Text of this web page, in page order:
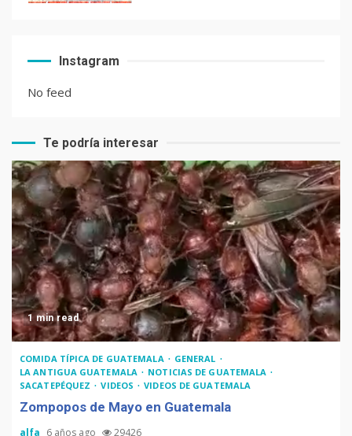
Recetas de Tamales Rojos o
Tamales Colorados
Recetas del fiambre
guatemalteco
Adiós Cédula de Vecindad
Instagram
No feed
Te podría interesar
1 min read
COMIDA TÍPICA DE GUATEMALA
GENERAL
LA ANTIGUA GUATEMALA
NOTICIAS DE GUATEMALA
SACATEPÉQUEZ
VIDEOS VIDEOS DE GUATEMALA
Zompopos de Mayo en Guatemala
alfa 6 años ago 29426